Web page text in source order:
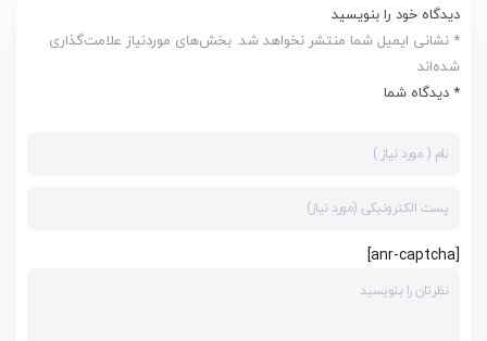
دیدگاه خود را بنویسید
* نشانی ایمیل شما منتشر نخواهد شد. بخش‌های موردنیاز علامت‌گذاری
شده‌اند
* دیدگاه شما
[anr-captcha]